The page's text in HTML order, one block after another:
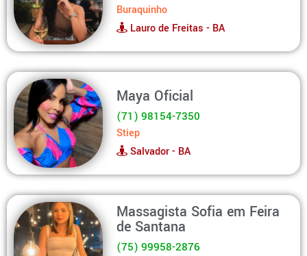
Buraquinho
Lauro de Freitas - BA
Maya Oficial
(71) 98154-7350
Stiep
Salvador - BA
Massagista Sofia em Feira
de Santana
(75) 99958-2876